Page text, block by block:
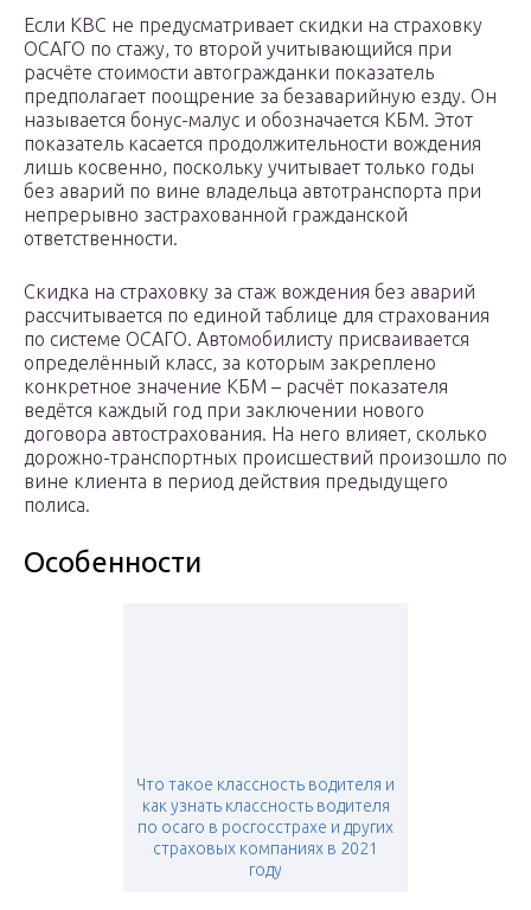
Если КВС не предусматривает скидки на страховку
ОСАГО по стажу, то второй учитывающийся при
расчёте стоимости автогражданки показатель
предполагает поощрение за безаварийную езду. Он
называется бонус-малус и обозначается КБМ. Этот
показатель касается продолжительности вождения
лишь косвенно, поскольку учитывает только годы
без аварий по вине владельца автотранспорта при
непрерывно застрахованной гражданской
ответственности.
Скидка на страховку за стаж вождения без аварий
рассчитывается по единой таблице для страхования
по системе ОСАГО. Автомобилисту присваивается
определённый класс, за которым закреплено
конкретное значение КБМ – расчёт показателя
ведётся каждый год при заключении нового
договора автострахования. На него влияет, сколько
дорожно-транспортных происшествий произошло по
вине клиента в период действия предыдущего
полиса.
Особенности
Что такое классность водителя и
как узнать классность водителя
по осаго в росгосстрахе и других
страховых компаниях в 2021
году